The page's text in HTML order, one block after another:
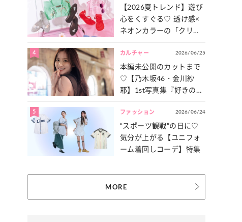
【2026夏トレンド】遊び
心をくすぐる♡ 透け感×
ネオンカラーの「クリア
4 カルチャー 2026/06/25
本編未公開のカットまで
♡【乃木坂46・金川紗
耶】1st写真集『好きのグ
たっぷりとお届け！
5 ファッション 2026/06/24
“スポーツ観戦”の日に♡
気分が上がる【ユニフォ
ーム着回しコーデ】特集
MORE